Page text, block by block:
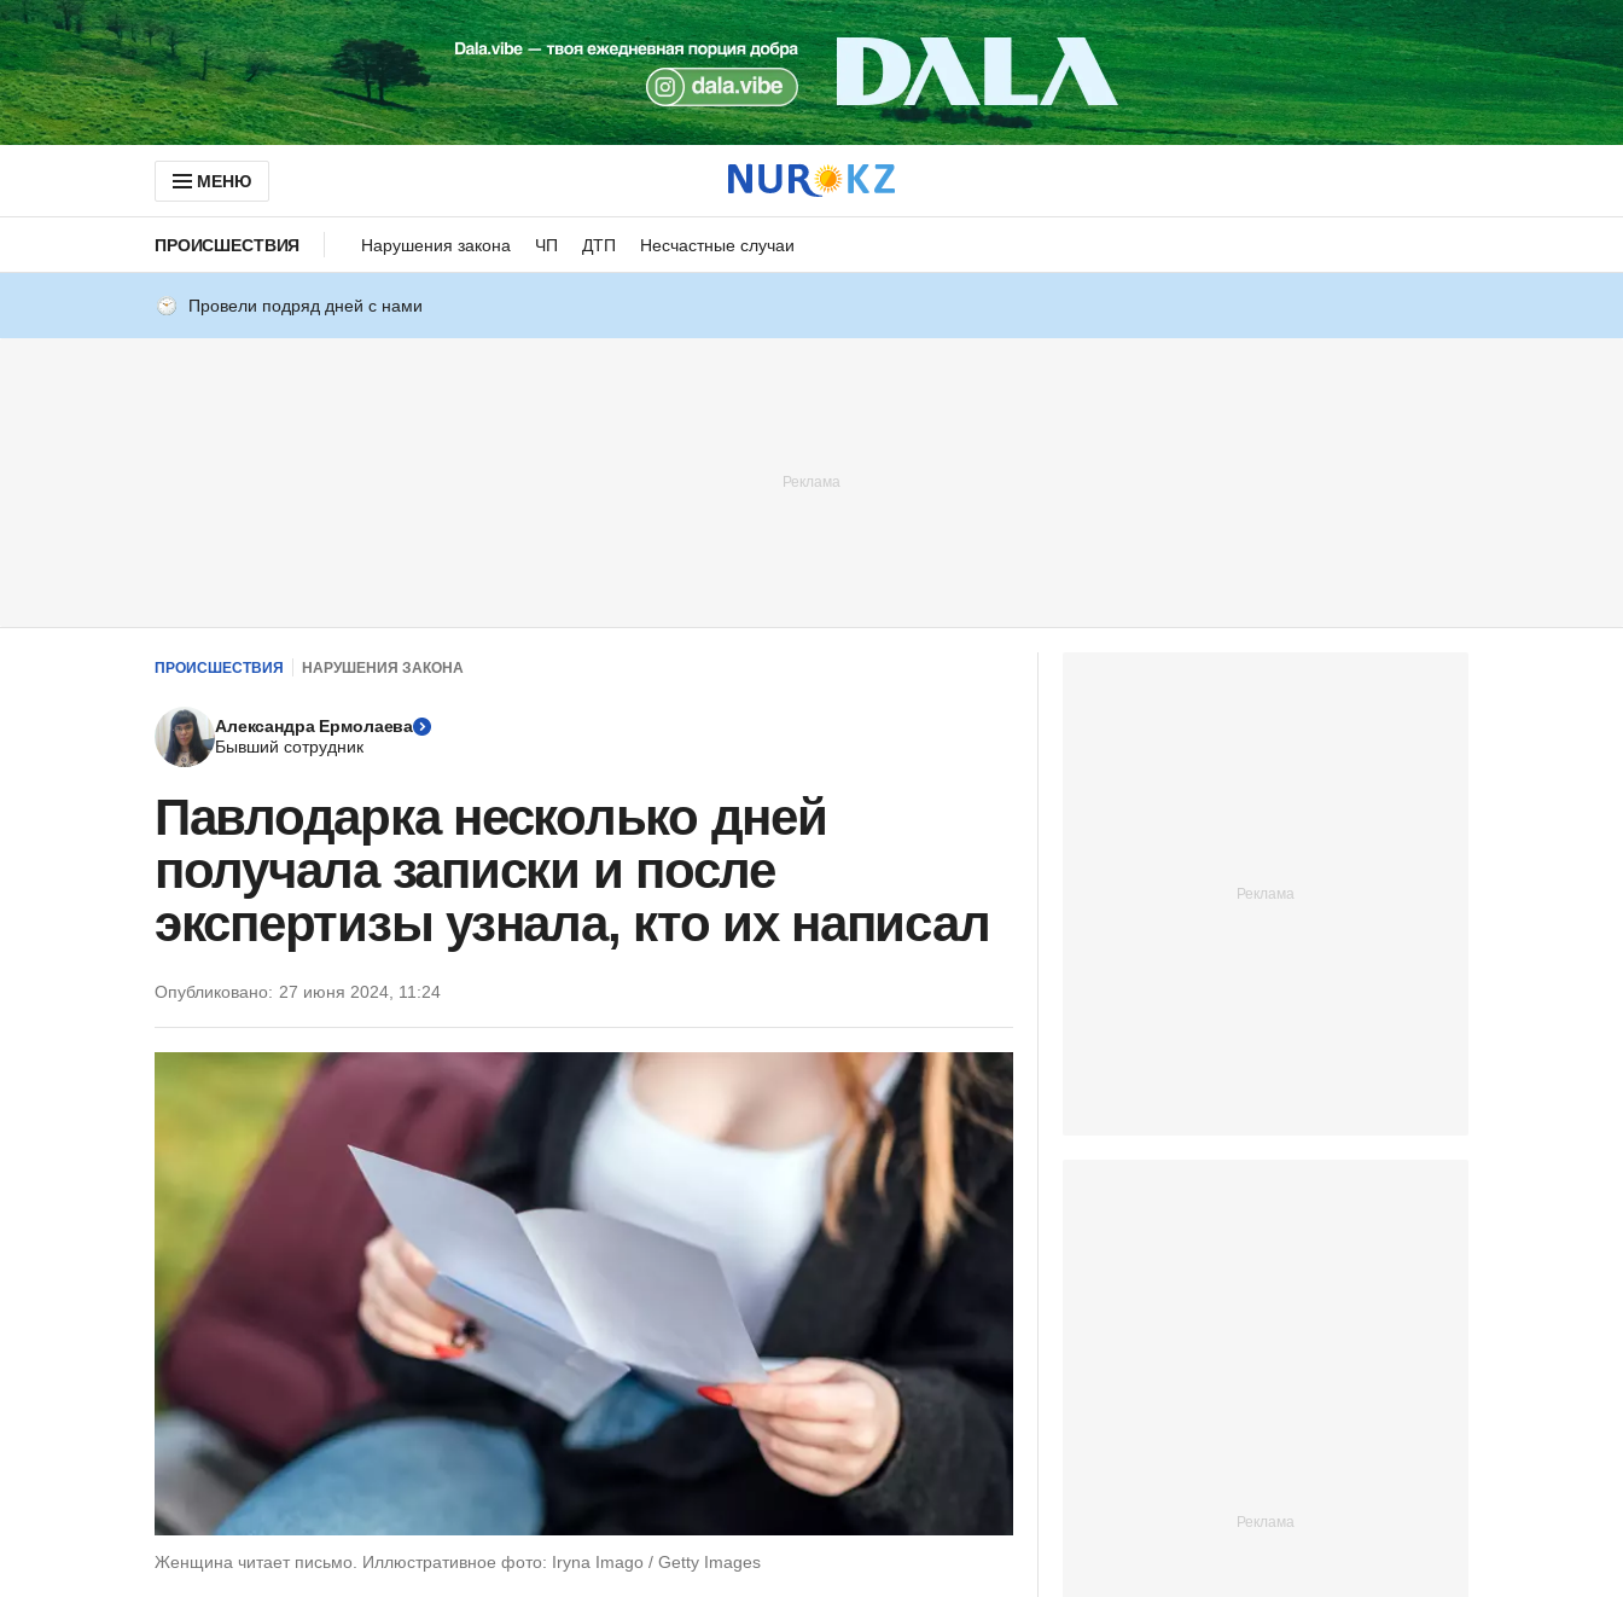
МЕНЮ
ПРОИСШЕСТВИЯ Нарушения закона ЧП ДТП Несчастные случаи
Провели подряд дней с нами
ПРОИСШЕСТВИЯ НАРУШЕНИЯ ЗАКОНА
Александра Ермолаева
Бывший сотрудник
Павлодарка несколько дней
получала записки и после
экспертизы узнала, кто их написал
Опубликовано: 27 июня 2024, 11:24
Женщина читает письмо. Иллюстративное фото: Iryna Imago / Getty Images